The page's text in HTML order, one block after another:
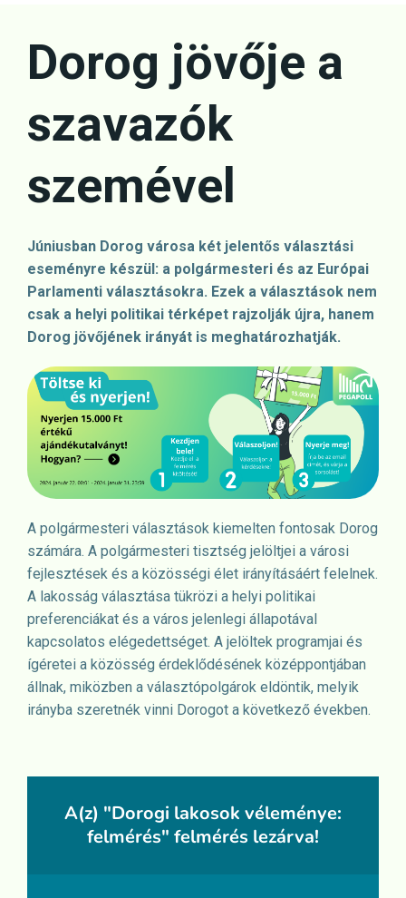
content
Dorog jövője a
szavazók
szemével
Júniusban Dorog városa két jelentős választási
eseményre készül: a polgármesteri és az Európai
Parlamenti választásokra. Ezek a választások nem
csak a helyi politikai térképet rajzolják újra, hanem
Dorog jövőjének irányát is meghatározhatják.
A polgármesteri választások kiemelten fontosak Dorog
számára. A polgármesteri tisztség jelöltjei a városi
fejlesztések és a közösségi élet irányításáért felelnek.
A lakosság választása tükrözi a helyi politikai
preferenciákat és a város jelenlegi állapotával
kapcsolatos elégedettséget. A jelöltek programjai és
ígéretei a közösség érdeklődésének középpontjában
állnak, miközben a választópolgárok eldöntik, melyik
irányba szeretnék vinni Dorogot a következő években.